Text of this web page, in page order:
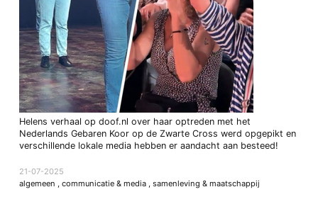
Helens verhaal op doof.nl over haar optreden met het
Nederlands Gebaren Koor op de Zwarte Cross werd opgepikt en
verschillende lokale media hebben er aandacht aan besteed!
21-07-2025
algemeen , communicatie & media , samenleving & maatschappij